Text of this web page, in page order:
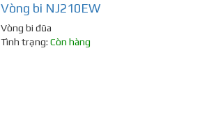
Vòng bi NJ210EW
Vòng bi đũa
Tình trạng: Còn hàng